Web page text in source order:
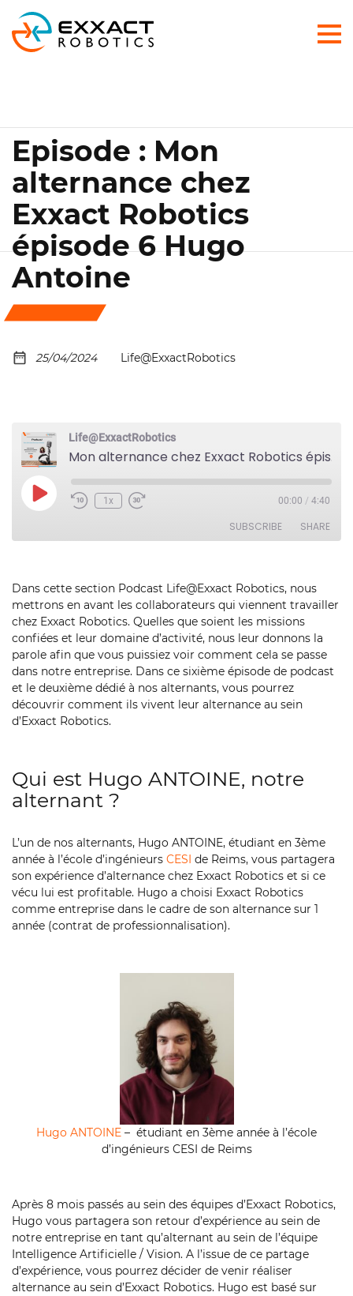
Episode : Mon
alternance chez
Exxact Robotics
épisode 6 Hugo
Antoine
25/04/2024 Life@ExxactRobotics
Life@ExxactRobotics
Mon alternance chez Exxact Robotics épisode 6 Hugo Antoine
Play
Episode
1x 00:00 / 4:40
SUBSCRIBE SHARE
RSS FEED
LINK
EMBED
Dans cette section Podcast Life@Exxact Robotics, nous
mettrons en avant les collaborateurs qui viennent travailler
chez Exxact Robotics. Quelles que soient les missions
confiées et leur domaine d’activité, nous leur donnons la
parole afin que vous puissiez voir comment cela se passe
dans notre entreprise. Dans ce sixième épisode de podcast
et le deuxième dédié à nos alternants, vous pourrez
découvrir comment ils vivent leur alternance au sein
d’Exxact Robotics.
Qui est Hugo ANTOINE, notre
alternant ?
L’un de nos alternants, Hugo ANTOINE, étudiant en 3ème
année à l’école d’ingénieurs CESI de Reims, vous partagera
son expérience d’alternance chez Exxact Robotics et si ce
vécu lui est profitable. Hugo a choisi Exxact Robotics
comme entreprise dans le cadre de son alternance sur 1
année (contrat de professionnalisation).
Hugo ANTOINE – étudiant en 3ème année à l’école
d’ingénieurs CESI de Reims
Après 8 mois passés au sein des équipes d’Exxact Robotics,
Hugo vous partagera son retour d’expérience au sein de
notre entreprise en tant qu’alternant au sein de l’équipe
Intelligence Artificielle / Vision. A l’issue de ce partage
d’expérience, vous pourrez décider de venir réaliser
alternance au sein d’Exxact Robotics. Hugo est basé sur